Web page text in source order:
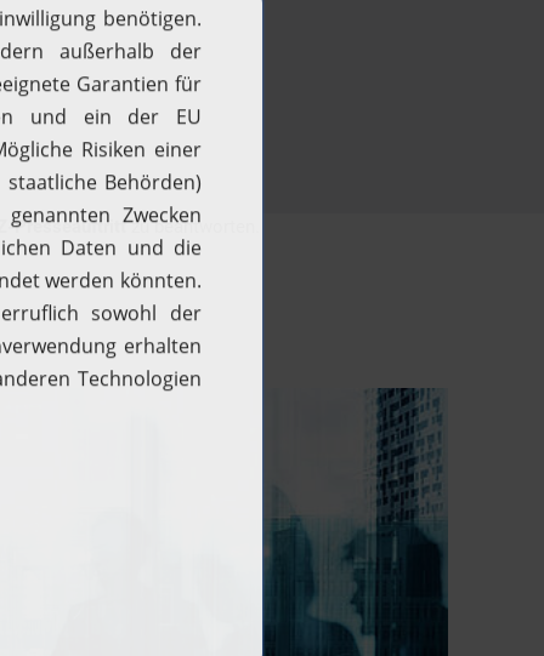
Presseauftrittzu beantworten.